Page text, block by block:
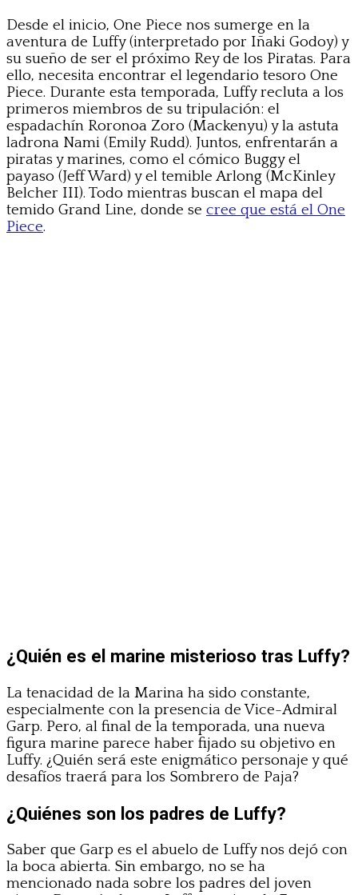
Desde el inicio, One Piece nos sumerge en la
aventura de Luffy (interpretado por Iñaki Godoy) y
su sueño de ser el próximo Rey de los Piratas. Para
ello, necesita encontrar el legendario tesoro One
Piece. Durante esta temporada, Luffy recluta a los
primeros miembros de su tripulación: el
espadachín Roronoa Zoro (Mackenyu) y la astuta
ladrona Nami (Emily Rudd). Juntos, enfrentarán a
piratas y marines, como el cómico Buggy el
payaso (Jeff Ward) y el temible Arlong (McKinley
Belcher III). Todo mientras buscan el mapa del
temido Grand Line, donde se cree que está el One
Piece.
¿Quién es el marine misterioso tras Luffy?
La tenacidad de la Marina ha sido constante,
especialmente con la presencia de Vice-Admiral
Garp. Pero, al final de la temporada, una nueva
figura marine parece haber fijado su objetivo en
Luffy. ¿Quién será este enigmático personaje y qué
desafíos traerá para los Sombrero de Paja?
¿Quiénes son los padres de Luffy?
Saber que Garp es el abuelo de Luffy nos dejó con
la boca abierta. Sin embargo, no se ha
mencionado nada sobre los padres del joven